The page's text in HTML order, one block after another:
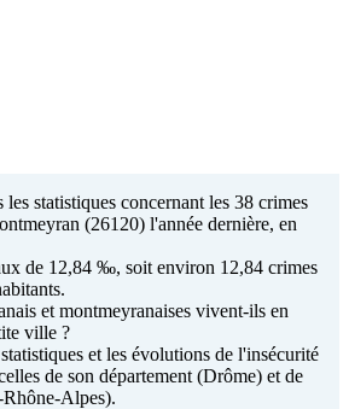
les statistiques concernant les 38 crimes
(26120) l'année dernière, en
de 12,84 ‰, soit environ 12,84 crimes
et montmeyranaises vivent-ils en
ville ?
et les évolutions de l'insécurité
de son département (Drôme) et de
Alpes).